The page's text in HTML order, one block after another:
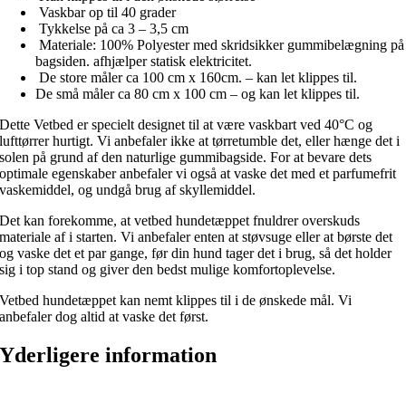
Vaskbar op til 40 grader
Tykkelse på ca 3 – 3,5 cm
Materiale: 100% Polyester med skridsikker gummibelægning på
bagsiden. afhjælper statisk elektricitet.
De store måler ca 100 cm x 160cm. – kan let klippes til.
De små måler ca 80 cm x 100 cm – og kan let klippes til.
Dette Vetbed er specielt designet til at være vaskbart ved 40°C og
lufttørrer hurtigt. Vi anbefaler ikke at tørretumble det, eller hænge det i
solen på grund af den naturlige gummibagside. For at bevare dets
optimale egenskaber anbefaler vi også at vaske det med et parfumefrit
vaskemiddel, og undgå brug af skyllemiddel.
Det kan forekomme, at vetbed hundetæppet fnuldrer overskuds
materiale af i starten. Vi anbefaler enten at støvsuge eller at børste det
og vaske det et par gange, før din hund tager det i brug, så det holder
sig i top stand og giver den bedst mulige komfortoplevelse.
Vetbed hundetæppet kan nemt klippes til i de ønskede mål. Vi
anbefaler dog altid at vaske det først.
Yderligere information